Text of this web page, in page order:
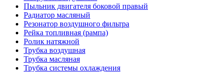
Пыльник двигателя боковой правый
Радиатор масляный
Резонатор воздушного фильтра
Рейка топливная (рампа)
Ролик натяжной
Трубка воздушная
Трубка масляная
Трубка системы охлаждения